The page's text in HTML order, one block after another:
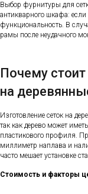
Выбор фурнитуры для
антикварного шкафа:
функциональность. В
рамы после неудачного
Почему
на
Изготовление сеток на
так как дерево может
пластикового профиля.
миллиметр наплава и
часто мешает установке
Стоимость и факторы